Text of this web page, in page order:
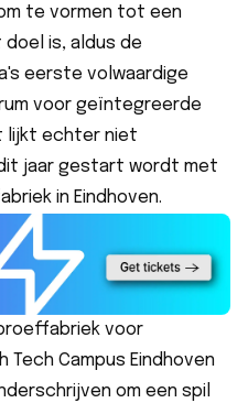
te vormen tot een
is, aldus de
eerste volwaardige
voor geïntegreerde
lijkt echter niet
jaar gestart wordt met
in Eindhoven.
voor
Campus Eindhoven
om een spil